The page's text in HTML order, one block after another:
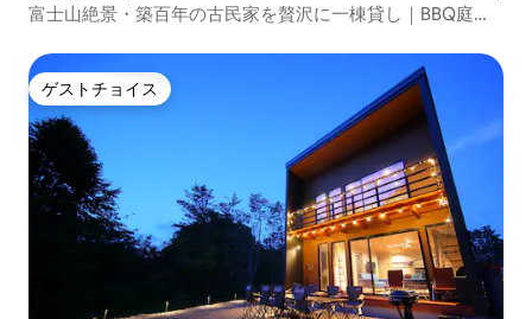
富士山絶景・築百年の古民家を贅沢に一棟貸し｜BBQ庭園
ゲストチョイス
ゲストチョイス